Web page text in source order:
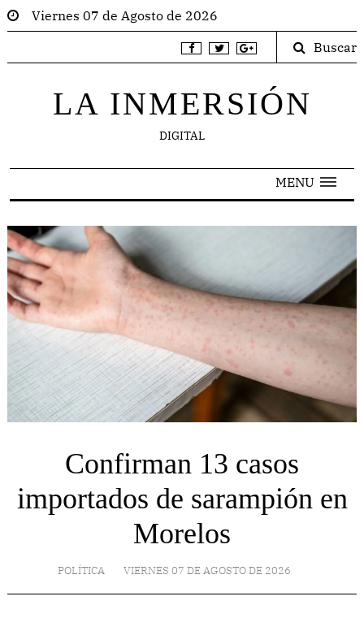
Viernes 07 de Agosto de 2026
Buscar
LA INMERSIÓN
DIGITAL
MENU
Confirman 13 casos
importados de sarampión en
Morelos
POLÍTICA VIERNES 07 DE AGOSTO DE 2026